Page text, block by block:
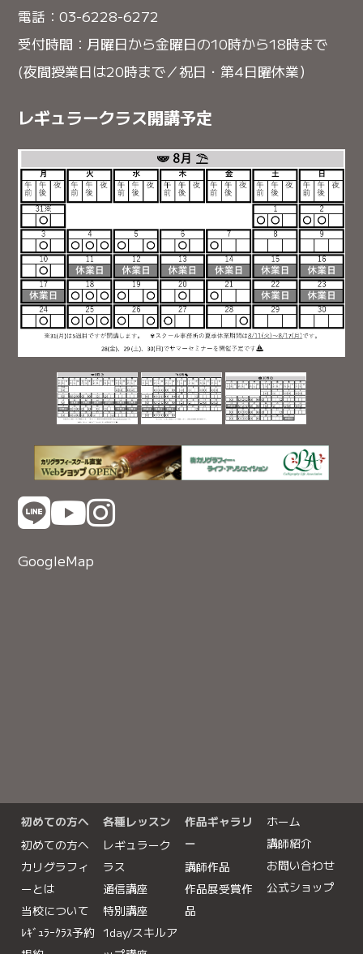
電話：03-6228-6272
受付時間：月曜日から金曜日の10時から18時まで
(夜間授業日は20時まで／祝日・第4日曜休業）
レギュラークラス開講予定
GoogleMap
初めての方へ
初めての方へ
カリグラフィ
ーとは
当校について
ﾚｷﾞｭﾗｰｸﾗｽ予約
各種レッスン
レギュラーク
ラス
通信講座
特別講座
1day/スキルア
作品ギャラリ
ー
講師作品
作品展受賞作
品
ホーム
講師紹介
お問い合わせ
公式ショップ